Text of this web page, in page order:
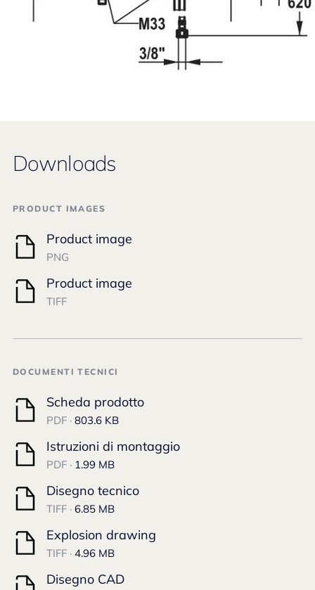
Downloads
PRODUCT IMAGES
Product image
PNG
Product image
TIFF
DOCUMENTI TECNICI
Scheda prodotto
PDF · 803.6 KB
Istruzioni di montaggio
PDF · 1.99 MB
Disegno tecnico
TIFF · 6.85 MB
Explosion drawing
TIFF · 4.96 MB
Disegno CAD